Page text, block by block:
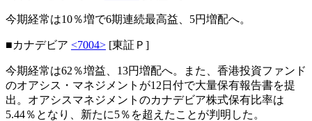
今期経常は10％増で6期連続最高益、5円増配へ。
■カナデビア <7004> [東証Ｐ]
今期経常は62％増益、13円増配へ。また、香港投資ファンド
のオアシス・マネジメントが12日付で大量保有報告書を提
出。オアシスマネジメントのカナデビア株式保有比率は
5.44％となり、新たに5％を超えたことが判明した。